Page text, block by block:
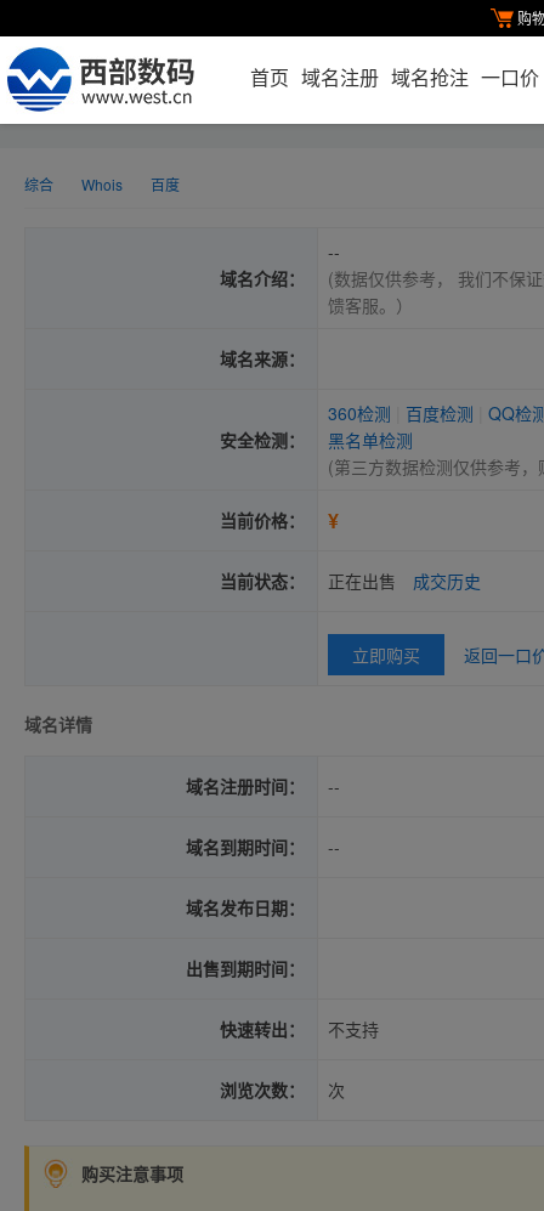
购
首页 域名注册 域名抢注 一口价
综合 Whois 百度
域名介绍：
--
(数据仅供参考， 我们不保
馈客服。）
域名来源：
安全检测：
360检测 百度检测
QQ检
黑名单检测
(第三方数据检测仅供参考
当前价格： ¥
当前状态： 正在出售 成交历史
立即购买 返回一口
域名详情
域名注册时间： --
域名到期时间： --
域名发布日期：
出售到期时间：
快速转出： 不支持
浏览次数： 次
购买注意事项